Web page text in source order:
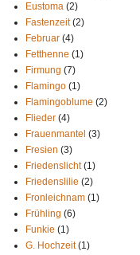
Eustoma (2)
Fastenzeit (2)
Februar (4)
Fetthenne (1)
Firmung (7)
Flamingo (1)
Flamingoblume (2)
Flieder (4)
Frauenmantel (3)
Fresien (3)
Friedenslicht (1)
Friedenslilie (2)
Fronleichnam (1)
Frühling (6)
Funkie (1)
G. Hochzeit (1)